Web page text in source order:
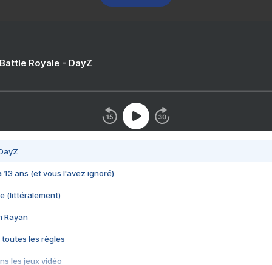
Royale - DayZ
13 ans (et vous l'avez ignoré)
(littéralement)
Rayan
toutes les règles
les jeux vidéo